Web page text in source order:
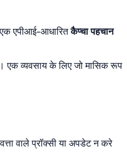
एक एपीआई-आधारितकैप्चा पहचान
व्यवसाय के लिए जो मासिक रूप
वाले प्रॉक्सी या अपडेट न करे